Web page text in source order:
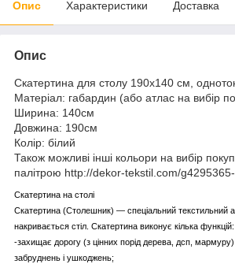
Опис Характеристики Доставка
Опис
Скатертина для столу 190х140 см,
Матеріал: габардин (або атлас на вибір
Ширина: 140см
Довжина: 190см
Колір: білий
Також можливі інші кольори на вибір
палітрою http://dekor-tekstil.com/
Скатертина на столі
Скатертина (Столешник) — спеціальний текстильний
накривається стіл. Скатертина виконує кілька функцій:
-захищає дорогу (з цінних порід дерева, дсп,
забруднень і ушкоджень;